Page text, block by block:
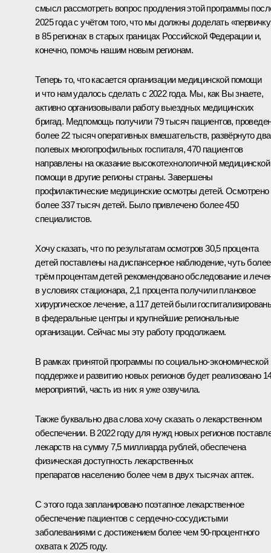
смысл рассмотреть вопрос продления этой программы
2025 года с учётом того, что мы должны доделать
в 85 регионах в старых границах Российской Федерации и,
конечно, помочь нашим новым регионам.
Теперь то, что касается организации медицинской помощи
и что нам удалось сделать с 2022 года. Мы, как Вы знаете,
активно организовывали работу выездных медицинских
бригад. Медпомощь получили 79 тысяч пациентов,
более 22 тысяч оперативных вмешательств, развёрнуто два
полевых многопрофильных госпиталя, 470 пациентов
направлены на оказание высокотехнологичной медицинской
помощи в другие регионы страны. Завершены
профилактические медицинские осмотры детей. Осмотрено
более 337 тысяч детей. Было привлечено более 450
специалистов.
Хочу сказать, что по результатам осмотров 30,5 процента
детей поставлены на диспансерное наблюдение, чуть более
трём процентам детей рекомендовано обследование и
в условиях стационара, 2,1 процента получили плановое
хирургическое лечение, а 117 детей были
в федеральные центры и крупнейшие региональные
организации. Сейчас мы эту работу продолжаем.
В рамках принятой программы по социально-экономической
поддержке и развитию новых регионов будет реализовано
мероприятий, часть из них я уже озвучила.
Также буквально два слова хочу сказать о лекарственном
обеспечении. В 2022 году для нужд новых регионов
лекарств на сумму 7,5 миллиарда рублей, обеспечена
физическая доступность лекарственных
препаратов населению более чем в двух тысячах аптек.
С этого года запланировано поэтапное лекарственное
обеспечение пациентов с сердечно-сосудистыми
заболеваниями с достижением более чем 90-процентного
охвата к 2025 году.